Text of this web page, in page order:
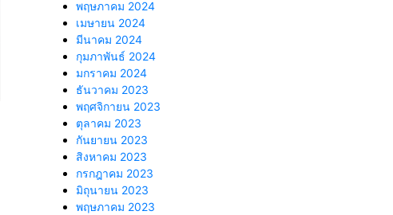
พฤษภาคม 2024
เมษายน 2024
มีนาคม 2024
กุมภาพันธ์ 2024
มกราคม 2024
ธันวาคม 2023
พฤศจิกายน 2023
ตุลาคม 2023
กันยายน 2023
สิงหาคม 2023
กรกฎาคม 2023
มิถุนายน 2023
พฤษภาคม 2023